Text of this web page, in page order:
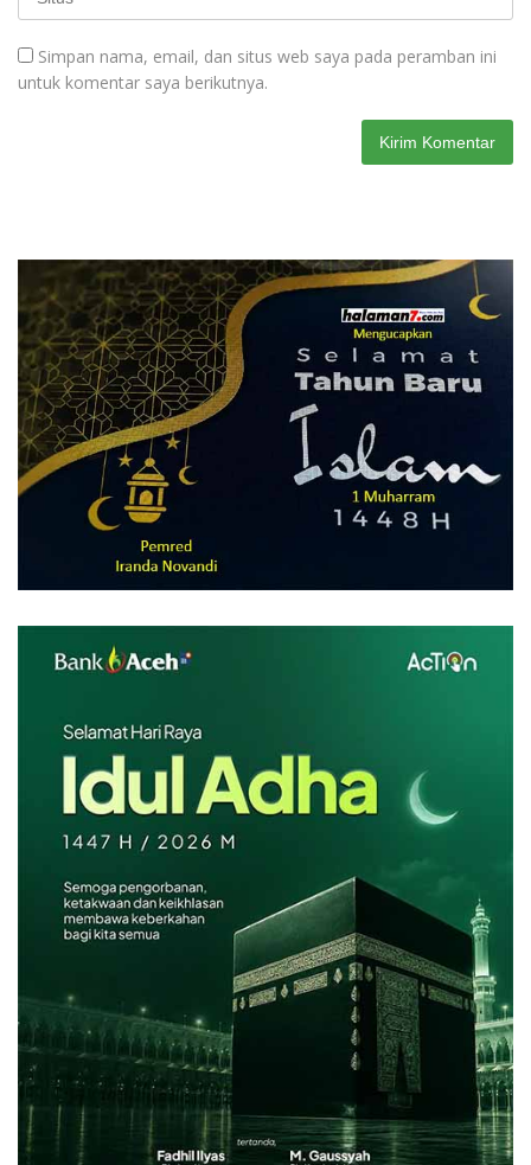
Simpan nama, email, dan situs web saya pada peramban ini
untuk komentar saya berikutnya.